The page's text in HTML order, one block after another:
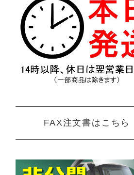
FAX注文書はこちら